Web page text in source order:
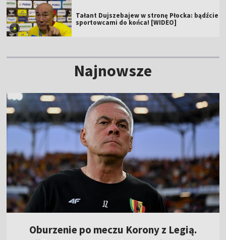
Tałant Dujszebajew w stronę Płocka: bądźcie
sportowcami do końca! [WIDEO]
Najnowsze
Oburzenie po meczu Korony z Legią.